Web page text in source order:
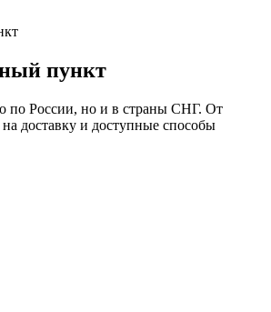
пункт
по России, но и в страны СНГ. От
доставку и доступные способы